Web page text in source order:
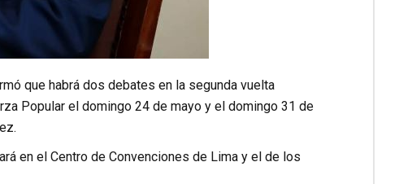
que habrá dos debates en la segunda vuelta
Popular el domingo 24 de mayo y el domingo 31 de
en el Centro de Convenciones de Lima y el de los